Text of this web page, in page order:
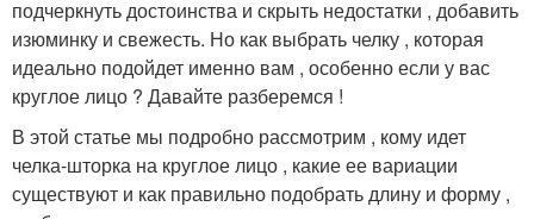
подчеркнуть достоинства и скрыть недостатки , добавить
изюминку и свежесть. Но как выбрать челку , которая
идеально подойдет именно вам , особенно если у вас
круглое лицо ? Давайте разберемся !
В этой статье мы подробно рассмотрим , кому идет
челка-шторка на круглое лицо , какие ее вариации
существуют и как правильно подобрать длину и форму ,